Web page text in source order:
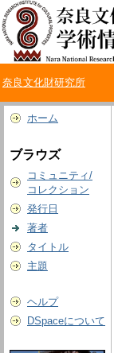
奈良文化財研究所
ホーム
ブラウズ
コミュニティ/
コレクション
発行日
著者
タイトル
主題
ヘルプ
DSpaceについて